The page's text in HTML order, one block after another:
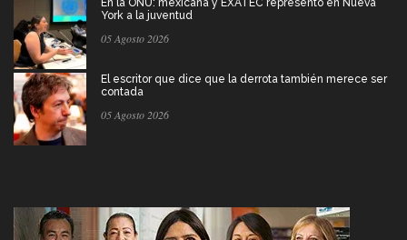
En la ONU: mexicana y EXATEC representó en Nueva
York a la juventud
05 Agosto 2026
El escritor que dice que la derrota también merece ser
contada
05 Agosto 2026